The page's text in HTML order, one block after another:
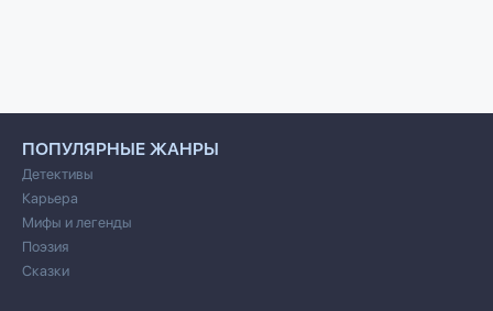
ПОПУЛЯРНЫЕ ЖАНРЫ
Детективы
Карьера
Мифы и легенды
Поэзия
Сказки